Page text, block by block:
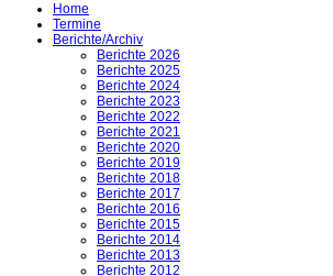
Home
Termine
Berichte/Archiv
Berichte 2026
Berichte 2025
Berichte 2024
Berichte 2023
Berichte 2022
Berichte 2021
Berichte 2020
Berichte 2019
Berichte 2018
Berichte 2017
Berichte 2016
Berichte 2015
Berichte 2014
Berichte 2013
Berichte 2012